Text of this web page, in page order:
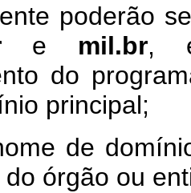
ser
e mil.br,
do
principal;
domínio
órgão ou